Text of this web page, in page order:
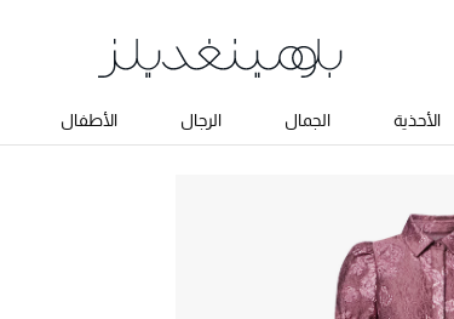
الأحذية الجمال الرجال الأطفال